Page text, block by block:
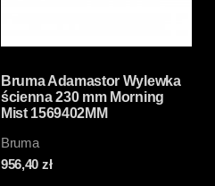
Bruma Adamastor Wylewka
ścienna 230 mm Morning
Mist 1569402MM
Bruma
956,40 zł